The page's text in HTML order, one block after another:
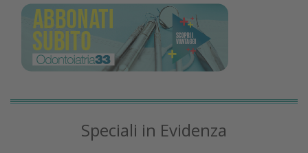
Speciali in Evidenza